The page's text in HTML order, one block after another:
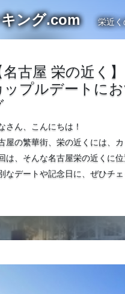
ング.com 栄近
名古屋 栄の近く】
ップルデートに
さん、こんにちは！
屋の繁華街、栄の近くには、
は、そんな名古屋栄の近くに
なデートや記念日に、ぜひチ